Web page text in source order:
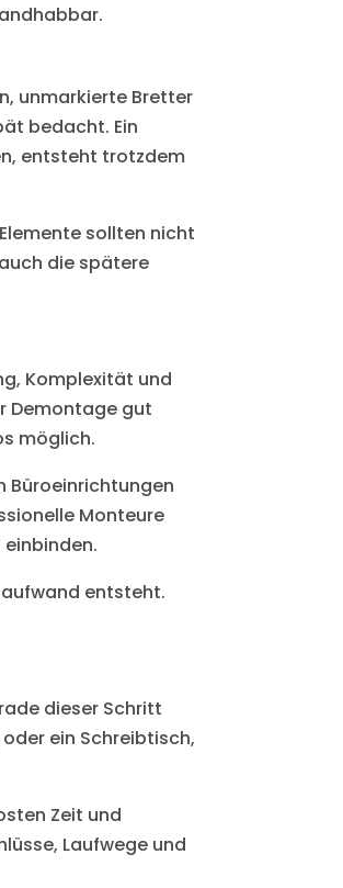
unmarkierte Bretter
bedacht. Ein
entsteht trotzdem
sollten nicht
die spätere
Komplexität und
Demontage gut
möglich.
Büroeinrichtungen
Monteure
entsteht.
dieser Schritt
ein Schreibtisch,
Zeit und
Laufwege und